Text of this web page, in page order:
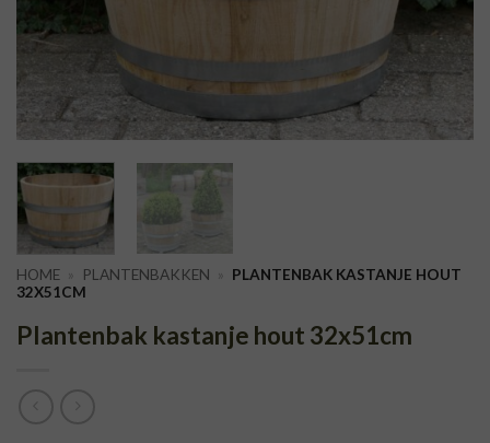
HOME » PLANTENBAKKEN » PLANTENBAK KASTANJE HOUT
32X51CM
Plantenbak kastanje hout 32x51cm